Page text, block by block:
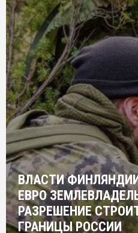
ВЛАСТИ
ЕВРО
РАЗРЕШЕНИЕ
ГРАНИЦЫ РОССИИ